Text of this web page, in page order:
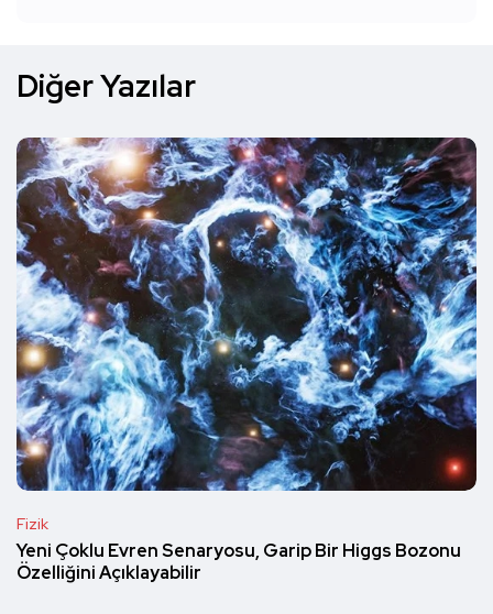
Diğer Yazılar
Fizik
Yeni Çoklu Evren Senaryosu, Garip Bir Higgs Bozonu
Özelliğini Açıklayabilir